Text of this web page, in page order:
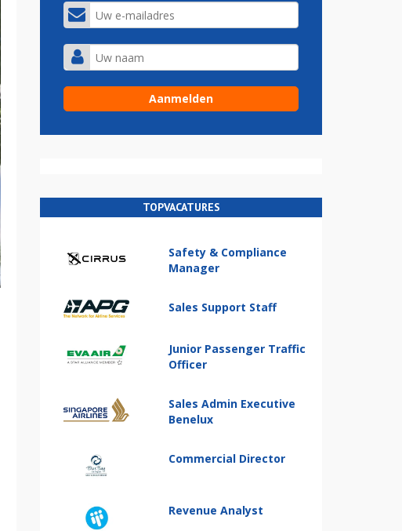
TOPVACATURES
Safety & Compliance
Manager
Sales Support Staff
Junior Passenger Traffic
Officer
Sales Admin Executive
Benelux
Commercial Director
Revenue Analyst